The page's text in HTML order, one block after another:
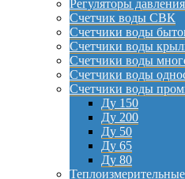
Регуляторы
Счетчик воды СВК
Счетчики воды
Счетчики воды
Счетчики воды
Счетчики воды
Счетчики воды
Ду 150
Ду 200
Ду 50
Ду 65
Ду 80